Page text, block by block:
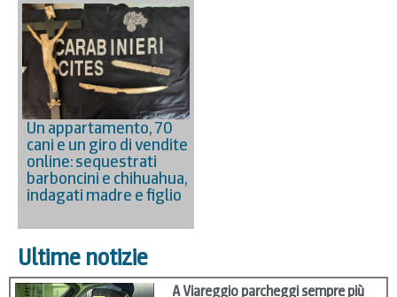
Un appartamento, 70
cani e un giro di vendite
online: sequestrati
barboncini e chihuahua,
indagati madre e figlio
Ultime notizie
A Viareggio parcheggi sempre più